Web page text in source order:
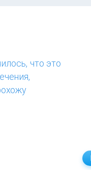
что это